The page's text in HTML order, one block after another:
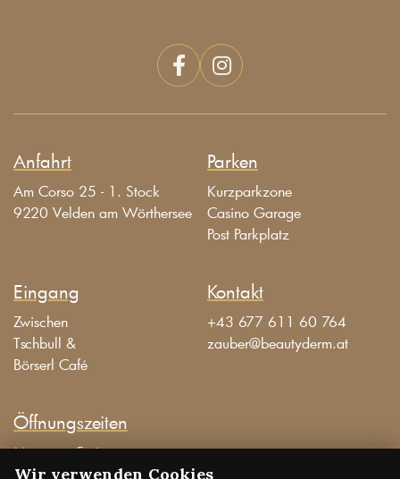
 
Anfahrt
Am Corso 25 - 1. Stock
9220 Velden am Wörthersee
Parken
Kurzparkzone
Casino Garage
Post Parkplatz
Eingang
Zwischen
Tschbull &
Börserl Café
Kontakt
+43 677 611 60 764
zauber@beautyderm.at
Öffnungszeiten
Montag – Freitag
09:00 Uhr – 19:00 Uhr
Wir verwenden Cookies